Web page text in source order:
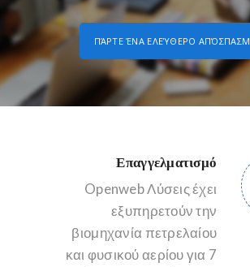
ΠΆΡΤΕ ΈΝΑ ΕΛΕΎΘΕΡΟ
Επαγγελματισμό
Openweb Λύσεις έχει
εξυπηρετούν την
βιομηχανία πετρελαίου
και φυσικού αερίου για 7